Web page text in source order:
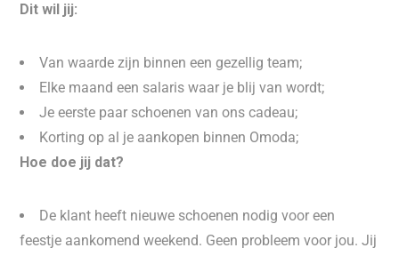
Dit wil jij:
Van waarde zijn binnen een gezellig team;
Elke maand een salaris waar je blij van wordt;
Je eerste paar schoenen van ons cadeau;
Korting op al je aankopen binnen Omoda;
Hoe doe jij dat?
De klant heeft nieuwe schoenen nodig voor een
feestje aankomend weekend. Geen probleem voor jou. Jij